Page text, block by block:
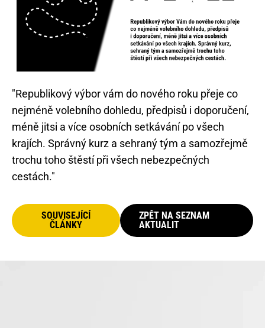
"Republikový výbor vám do nového roku přeje co
nejméně volebního dohledu, předpisů i doporučení,
méně jitsi a více osobních setkávání po všech
krajích. Správný kurz a sehraný tým a samozřejmě
trochu toho štěstí při všech nebezpečných
cestách."
SOUVISEJÍCÍ
ČLÁNKY
ZPĚT NA SEZNAM
AKTUALIT